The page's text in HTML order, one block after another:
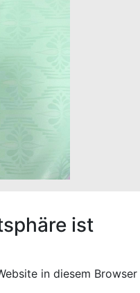
ist
in diesem Browser